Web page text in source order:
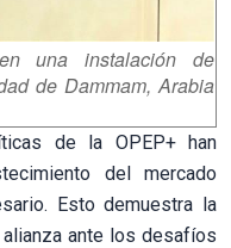
una instalación de
de Dammam, Arabia
de la OPEP+ han
del mercado
Esto demuestra la
ante los desafíos